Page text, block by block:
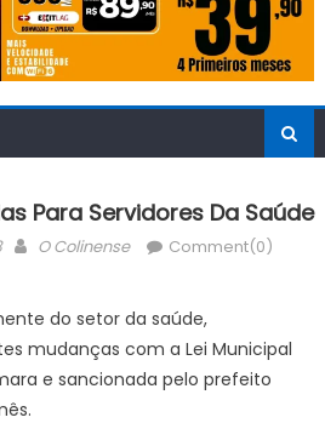
Para Servidores Da Saúde
Author
O Colinense Comment(0)
do setor da saúde,
mudanças com a Lei Municipal
e sancionada pelo prefeito